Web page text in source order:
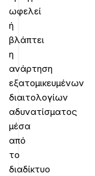
ωφελεί
ή
βλάπτει
η
ανάρτηση
εξατομικευμένων
διαιτολογίων
αδυνατίσματος
μέσα
από
το
διαδίκτυο